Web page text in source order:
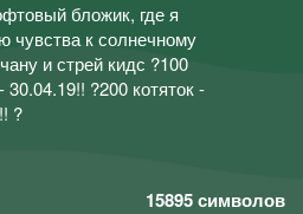
бложик, где я
чувства к солнечному
и стрей кидс ?100
30.04.19!! ?200 котяток -
?
15895символов